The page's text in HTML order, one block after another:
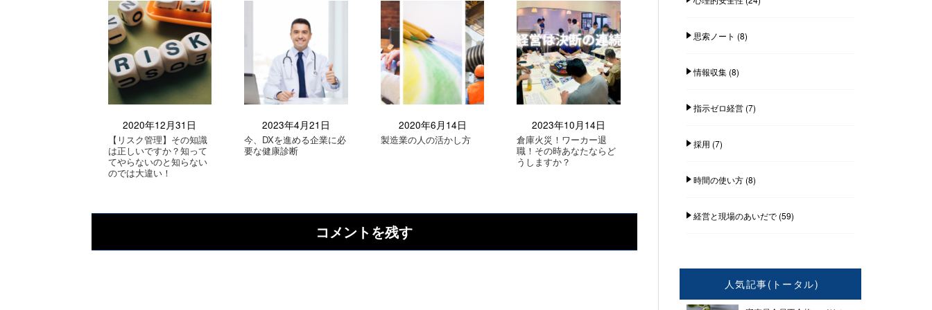
2020年12月31日
【リスク管理】その知識
は正しいですか？知って
てやらないのと知らない
のでは大違い！
2023年4月21日
今、DXを進める企業に必
要な健康診断
2020年6月14日
製造業の人の活かし方
2023年10月14日
倉庫火災！ワーカー退
職！その時あなたならど
うしますか？
コメントを残す
思索ノート (8)
情報収集(8)
指示ゼロ経営(7)
採用 (7)
時間の使い方(8)
経営と現場のあいだで(59)
人気記事(トータル)